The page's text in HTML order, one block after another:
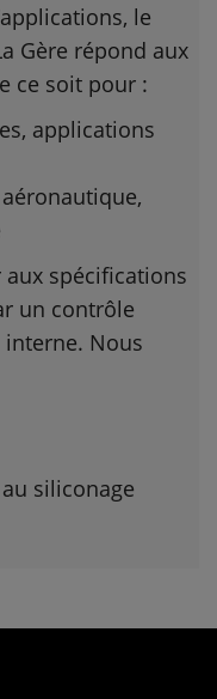
le
Gère répond aux
ce soit pour :
applications
spécifications
un contrôle
Nous
siliconage